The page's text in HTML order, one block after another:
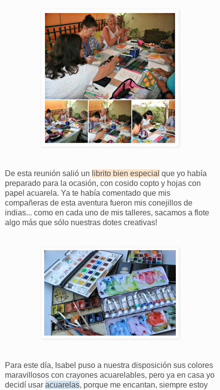
De esta reunión salió un librito bien especial que yo había
preparado para la ocasión, con cosido copto y hojas con
papel acuarela. Ya te había comentado que mis
compañeras de esta aventura fueron mis conejillos de
indias... como en cada uno de mis talleres, sacamos a flote
algo más que sólo nuestras dotes creativas!
Para este día, Isabel puso a nuestra disposición sus colores
maravillosos con crayones acuarelables, pero ya en casa yo
decidí usar acuarelas, porque me encantan, siempre estoy